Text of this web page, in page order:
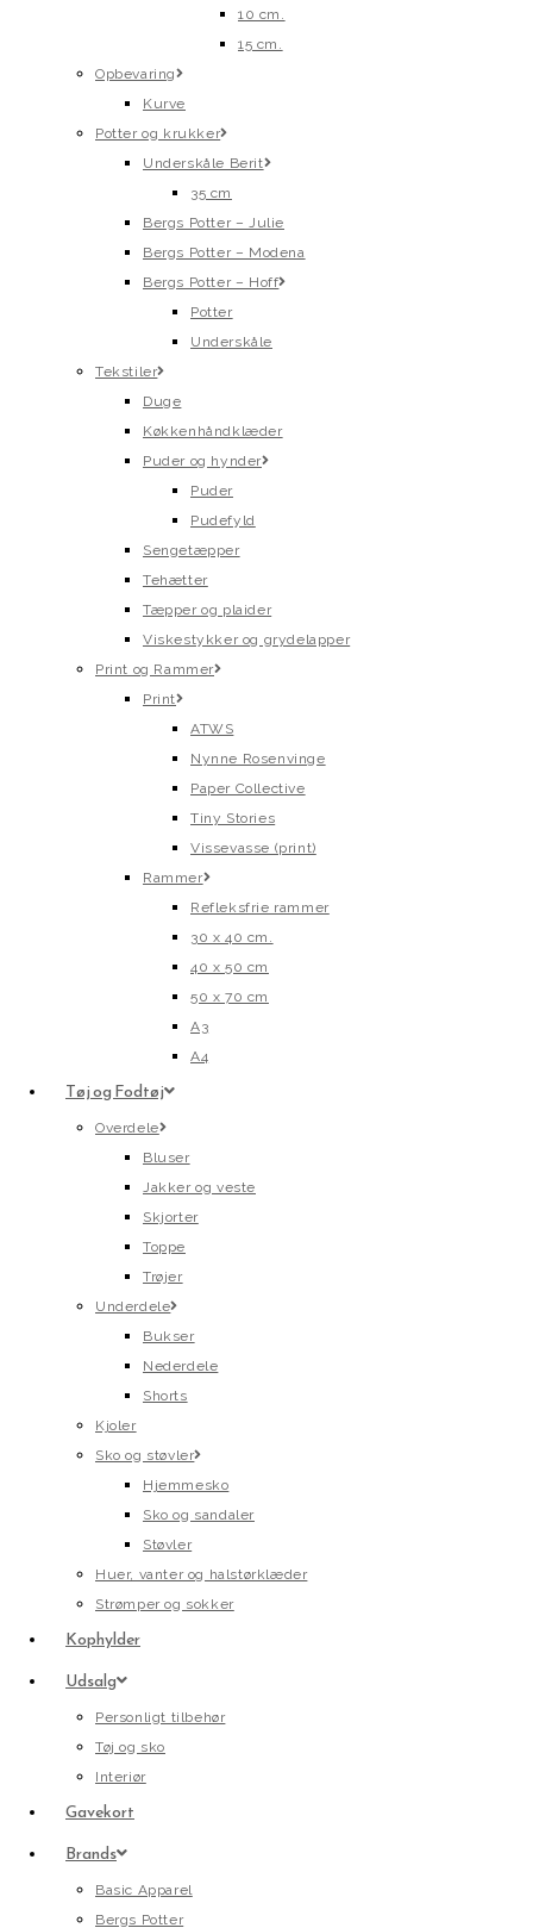
10 cm.
15 cm.
Opbevaring
Kurve
Potter og krukker
Underskåle Berit
35 cm
Bergs Potter – Julie
Bergs Potter – Modena
Bergs Potter – Hoff
Potter
Underskåle
Tekstiler
Duge
Køkkenhåndklæder
Puder og hynder
Puder
Pudefyld
Sengetæpper
Tehætter
Tæpper og plaider
Viskestykker og grydelapper
Print og Rammer
Print
ATWS
Nynne Rosenvinge
Paper Collective
Tiny Stories
Vissevasse (print)
Rammer
Refleksfrie rammer
30 x 40 cm.
40 x 50 cm
50 x 70 cm
A3
A4
Tøj og Fodtøj
Overdele
Bluser
Jakker og veste
Skjorter
Toppe
Trøjer
Underdele
Bukser
Nederdele
Shorts
Kjoler
Sko og støvler
Hjemmesko
Sko og sandaler
Støvler
Huer, vanter og halstørklæder
Strømper og sokker
Kophylder
Udsalg
Personligt tilbehør
Tøj og sko
Interiør
Gavekort
Brands
Basic Apparel
Bergs Potter